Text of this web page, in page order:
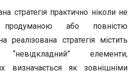
стратегія практично ніколи не
або повністю
стратегія містить
елементи,
визначається як зовнішніми